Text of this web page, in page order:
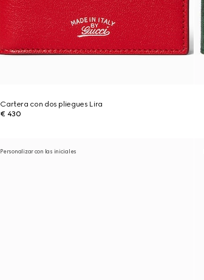
Cartera con dos pliegues Lira
€ 430
Personalizar con las iniciales